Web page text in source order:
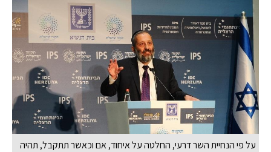
על פי הנחיית השר דרעי, החלטה על איחוד, אם וכאשר תתקבל, תהיה